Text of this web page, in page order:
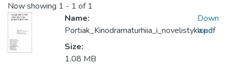
Now showing 1 - 1 of 1
Name:
Portiak_Kinodramaturhiia_i_novelistyka.pdf
Size:
1.08 MB
Down
load